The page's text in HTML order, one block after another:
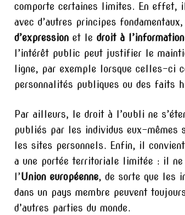
comporte certaines limites. En effet,
avec d’autres principes
d’expression et le droit à l’information
l’intérêt public peut justifier le
ligne, par exemple lorsque celles-ci
personnalités publiques ou des faits
Par ailleurs, le droit à l’oubli ne
publiés par les individus eux-mêmes
les sites personnels. Enfin, il
a une portée territoriale limitée : il ne
l’Union européenne, de sorte que les
dans un pays membre peuvent
d’autres parties du monde.